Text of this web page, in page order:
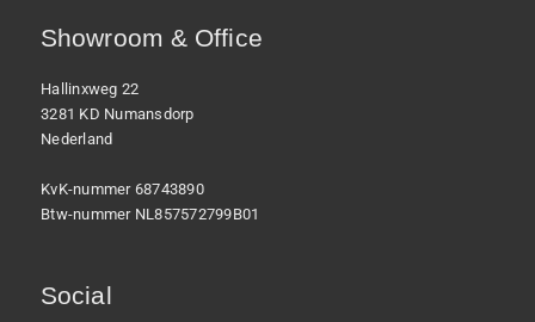
Showroom & Office
Hallinxweg 22
3281 KD Numansdorp
Nederland
KvK-nummer 68743890
Btw-nummer NL857572799B01
Social